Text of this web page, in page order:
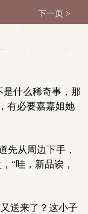
下一页 >
是什么稀奇事，那
有必要嘉嘉姐她
先从周边下手，
“哇，新品诶，
送来了？这小子